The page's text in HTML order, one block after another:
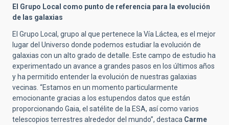
El Grupo Local como punto de referencia para la evolución
de las galaxias
El Grupo Local, grupo al que pertenece la Vía Láctea, es el mejor
lugar del Universo donde podemos estudiar la evolución de
galaxias con un alto grado de detalle. Este campo de estudio ha
experimentado un avance a grandes pasos en los últimos años
y ha permitido entender la evolución de nuestras galaxias
vecinas. “Estamos en un momento particularmente
emocionante gracias a los estupendos datos que están
proporcionando Gaia, el satélite de la ESA, así como varios
telescopios terrestres alrededor del mundo”, destaca Carme